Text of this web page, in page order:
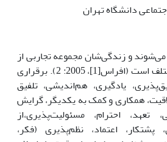
دانشگاه تهران
و زندگی‌شان مجموعه تجاربی از
عضویت در گروه‌های مختلف است (افراس[1]، 2005: 2). برقراری
یادگیری، هم‌اندیشی، تلفیق
همکاری و کمک به یکدیگر، گرایش
احترام، مسئولیت‌پذیری،از
پشتکار، اعتماد، نظم‌پذیری (فکر،